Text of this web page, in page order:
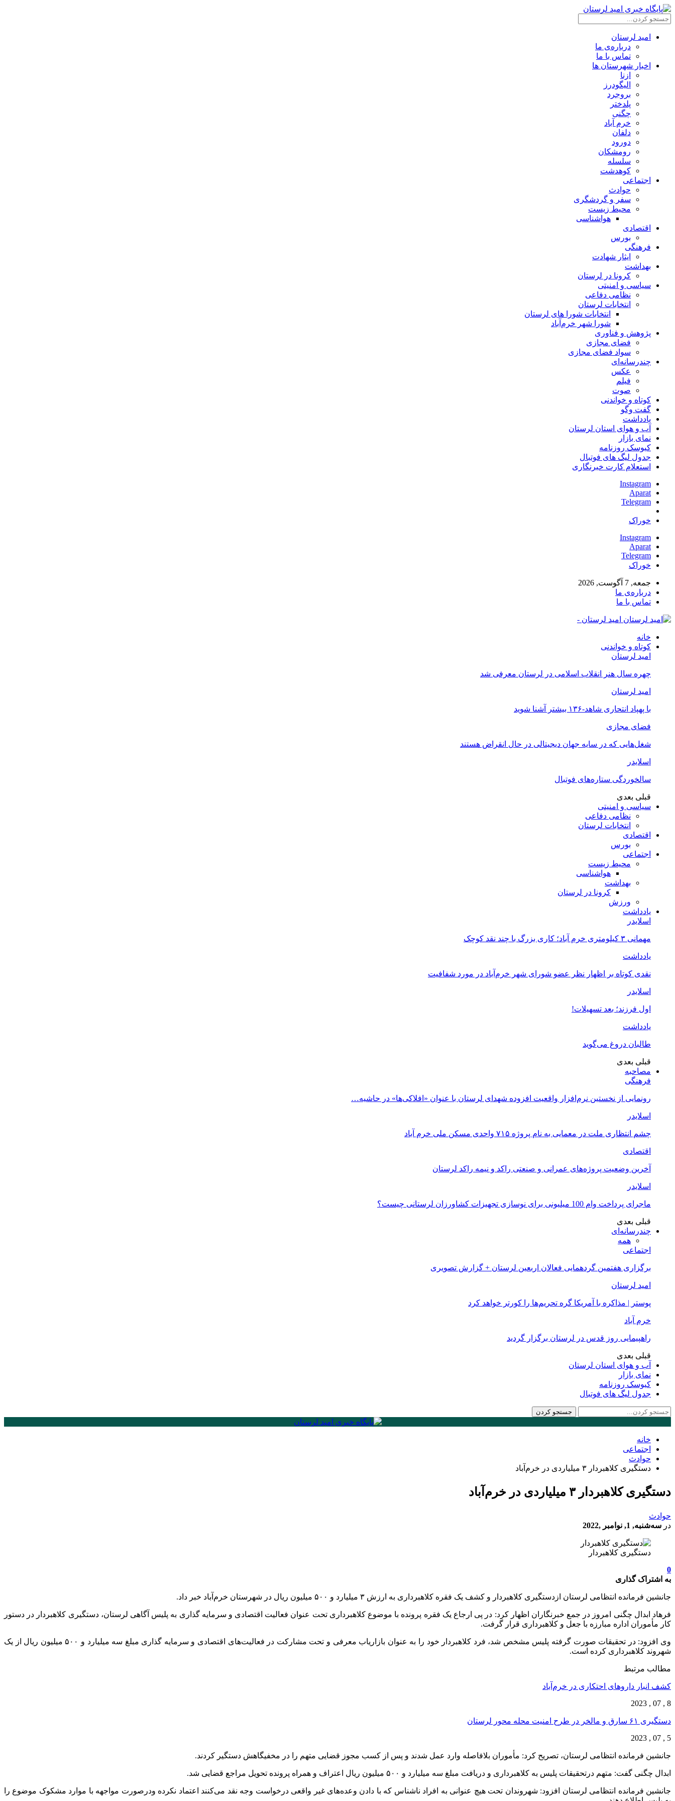
امید لرستان
درباره‌ی ما
تماس با ما
اخبار شهرستان ها
ازنا
الیگودرز
بروجرد
پلدختر
چگنی
خرم آباد
دلفان
دورود
رومشکان
سلسله
کوهدشت
اجتماعی
حوادث
سفر و گردشگری
محیط زیست
هواشناسی
اقتصادی
بورس
فرهنگی
ایثار شهادت
بهداشت
کرونا در لرستان
سیاسی و امنیتی
نظامی دفاعی
انتخابات لرستان
انتخابات شورا های لرستان
شورا شهر خرم‌آباد
پژوهش و فناوری
فضای مجازی
سواد فضای مجازی
چندرسانه‌ای
عكس
فیلم
صوت
کوتاه و خواندنی
گفت وگو
یادداشت
آب و هوای استان لرستان
نمای بازار
کیوسک روزنامه
جدول لیگ های فوتبال
استعلام کارت خبرنگاری
Instagram
Aparat
Telegram
خوراک
Instagram
Aparat
Telegram
خوراک
جمعه, 7 آگوست, 2026
درباره‌ی ما
تماس با ما
امید لرستان -
خانه
کوتاه و خواندنی
امید لرستان
چهره سال هنر انقلاب اسلامی در لرستان معرفی شد
امید لرستان
با پهپاد انتحاری شاهد-۱۳۶ بیشتر آشنا شوید
فضای مجازی
شغل‌‌هایی که در سایه جهان دیجیتالی در حال انقراض هستند
اسلایدر
سالخوردگی ستاره‌های فوتبال
قبلی بعدی
سیاسی و امنیتی
نظامی دفاعی
انتخابات لرستان
اقتصادی
بورس
اجتماعی
محیط زیست
هواشناسی
بهداشت
کرونا در لرستان
ورزش
یادداشت
اسلایدر
مهمانی ۳ کیلومتری خرم آباد؛ کاری بزرگ با چند نقد کوچک
یادداشت
نقدی کوتاه بر اظهار نظر عضو شورای شهر خرم‌آباد در مورد شفافیت
اسلایدر
اول فرزند؛ بعد تسهیلات!
یادداشت
طالبان دروغ می‌گوید
قبلی بعدی
مصاحبه
فرهنگی
رونمایی از نخستین نرم‌افزار واقعیت افزوده شهدای لرستان با عنوان «افلاکی‌ها» در حاشیه…
اسلایدر
چشم انتظاری ملت در معمایی به نام پروژه ۷۱۵ واحدی مسکن ملی خرم آباد
اقتصادی
آخرین وضعیت پروژه‌های عمرانی و صنعتی راکد و نیمه راکد لرستان
اسلایدر
ماجرای پرداخت وام 100 میلیونی برای نوسازی تجهیزات کشاورزان لرستانی چیست؟
قبلی بعدی
چندرسانه‌ای
همه
اجتماعی
برگزاری هفتمین گردهمایی فعالان اربعین لرستان + گزارش تصویری
امید لرستان
پوستر | مذاکره با آمریکا گره تحریم‌ها را کورتر خواهد کرد
خرم آباد
راهپیمایی روز قدس در لرستان برگزار گردید
قبلی بعدی
آب و هوای استان لرستان
نمای بازار
کیوسک روزنامه
جدول لیگ های فوتبال
خانه
اجتماعی
حوادث
دستگیری کلاهبردار ۳ میلیاردی در خرم‌آباد
دستگیری کلاهبردار ۳ میلیاردی در خرم‌آباد
حوادث
در سه‌شنبه, 1, نوامبر ,2022
دستگیری کلاهبردار
0
به اشتراک گذاری
جانشین فرمانده انتظامی لرستان ازدستگیری کلاهبردار و کشف یک فقره کلاهبرداری به ارزش ۳ میلیارد و ۵۰۰ میلیون ریال در شهرستان خرم‌آباد خبر داد.
فرهاد ابدال چگنی امروز در جمع خبرنگاران اظهار کرد: در پی ارجاع یک فقره پرونده با موضوع کلاهبرداری تحت عنوان فعالیت اقتصادی و سرمایه گذاری به پلیس آگاهی لرستان، دستگیری کلاهبردار در دستور
کار مأموران اداره مبارزه با جعل و کلاهبرداری قرار گرفت.
وی افزود: در تحقیقات صورت گرفته پلیس مشخص شد، فرد کلاهبردار خود را به عنوان بازاریاب معرفی و تحت مشارکت در فعالیت‌های اقتصادی و سرمایه گذاری مبلغ سه میلیارد و ۵۰۰ میلیون ریال از یک
شهروند کلاهبرداری کرده است.
مطالب مرتبط
کشف انبار داروهای احتکاری در خرم‌آباد
8 , 07 , 2023
دستگیری ۶۱ سارق و مالخر در طرح امنیت محله محور لرستان
5 , 07 , 2023
جانشین فرمانده انتظامی لرستان، تصریح کرد: مأموران بلافاصله وارد عمل شدند و پس از کسب مجوز قضایی متهم را در مخفیگاهش دستگیر کردند.
ابدال چگنی گفت: متهم درتحقیقات پلیس به کلاهبرداری و دریافت مبلغ سه میلیارد و ۵۰۰ میلیون ریال اعتراف و همراه پرونده تحویل مراجع قضایی شد.
جانشین فرمانده انتظامی لرستان افزود: شهروندان تحت هیچ عنوانی به افراد ناشناس که با دادن وعده‌های غیر واقعی درخواست وجه نقد می‌کنند اعتماد نکرده ودرصورت مواجهه با موارد مشکوک موضوع را